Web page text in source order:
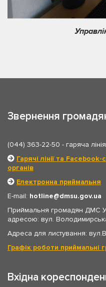
Звернення
(044) 363-22-50 - гаряча
Гарячі лінії та
органів
Електронна приймальня
E-mail: hotline
dmsu.gov.ua
Приймальня громадян ДМС
адресою: вул.
Адреса для листування:
Графік роботи приймальні
Вхідна